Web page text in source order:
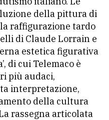
della pittura di
raffigurazione tardo
di Claude Lorrain e
estetica figurativa
di cui Telemaco è
più audaci,
interpretazione,
della cultura
rassegna articolata